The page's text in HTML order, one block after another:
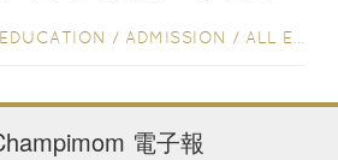
EDUCATION / ADMISSION / ALL EDUCATION
電子報